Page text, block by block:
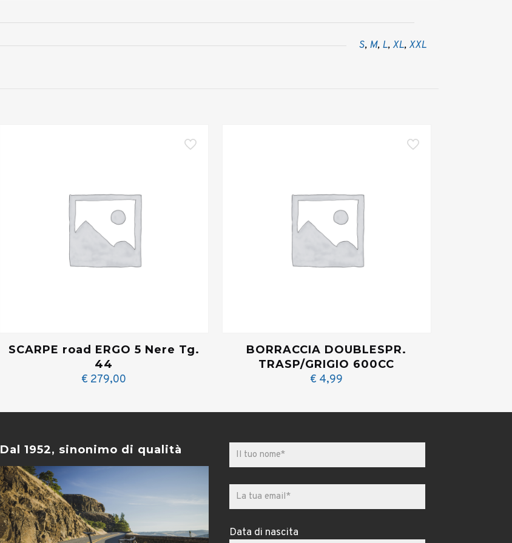
S, M, L, XL, XXL
SCARPE road ERGO 5 Nere Tg.
44
€ 279,00
BORRACCIA DOUBLESPR.
TRASP/GRIGIO 600CC
€ 4,99
Dal 1952, sinonimo di qualità
Data di nascita